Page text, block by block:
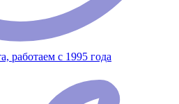
работаем с 1995 года